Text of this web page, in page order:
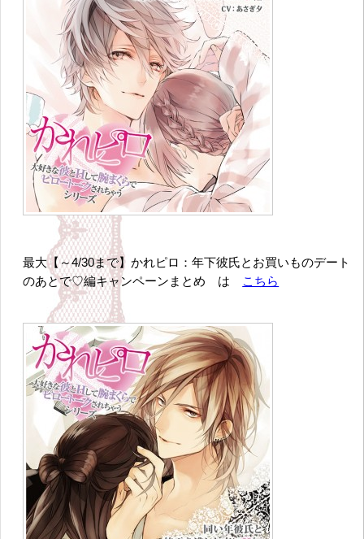
最大【～4/30まで】かれピロ：年下彼氏とお買いものデート
のあとで♡編キャンペーンまとめ は
こちら